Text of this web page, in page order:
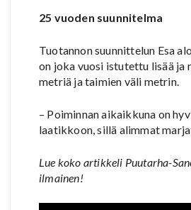
25 vuoden suunnitelma
Tuotannon suunnittelun Esa
on joka vuosi istutettu lisää ja
metriä ja taimien väli metrin.
– Poiminnan aikaikkuna on
laatikkoon, sillä alimmat
Lue koko artikkeli Puutarha-
ilmainen!